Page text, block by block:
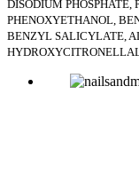
DISODIUM PHOSPHATE,
PHENOXYETHANOL,
BENZYL SALICYLATE,